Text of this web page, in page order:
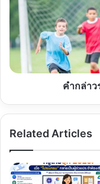
67
งาน
กีฬา
ประจำ
คำกล่าว
Related Articles